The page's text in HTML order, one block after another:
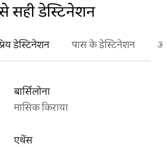
सही डेस्टिनेशन
डेस्टिनेशन पास के डेस्टिनेशन
बार्सिलोना
मासिक किराया
एथेंस